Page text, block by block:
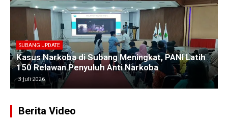
SUBANG UPDATE
Empat Kades di Blanakan Bahas Penataan Batas
Kawasan Hutan untuk Revitalisasi Tambak
Pantura
25 Juni 2026
Berita Video